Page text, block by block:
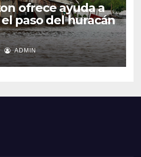
ofrece ayuda a
paso del huracán
ADMIN